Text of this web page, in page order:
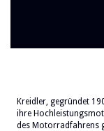
Kreidler, gegründet
ihre
des Motorradfahrens